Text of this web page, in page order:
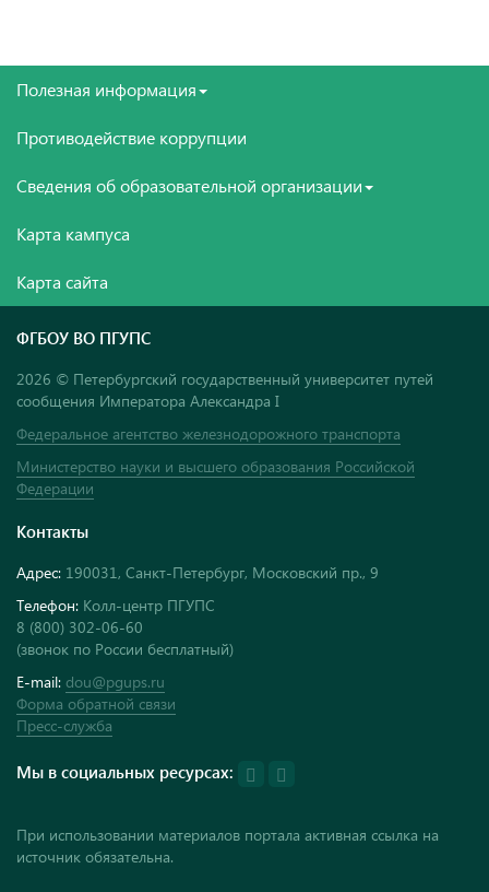
Полезная информация
Противодействие коррупции
Сведения об образовательной организации
Карта кампуса
Карта сайта
ФГБОУ ВО ПГУПС
2026 © Петербургский государственный университет путей
сообщения Императора Александра I
Федеральное агентство железнодорожного транспорта
Министерство науки и высшего образования Российской
Федерации
Контакты
Адрес: 190031, Санкт-Петербург, Московский пр., 9
Телефон: Колл-центр ПГУПС
8 (800) 302-06-60
(звонок по России бесплатный)
E-mail: dou@pgups.ru
Форма обратной связи
Пресс-служба
Мы в социальных ресурсах:
При использовании материалов портала активная ссылка на
источник обязательна.